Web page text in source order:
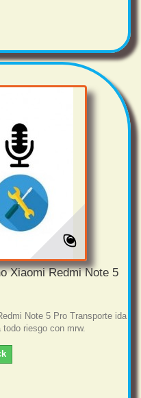
Xiaomi Redmi Note 5
Note 5 Pro Transporte ida
riesgo con mrw.